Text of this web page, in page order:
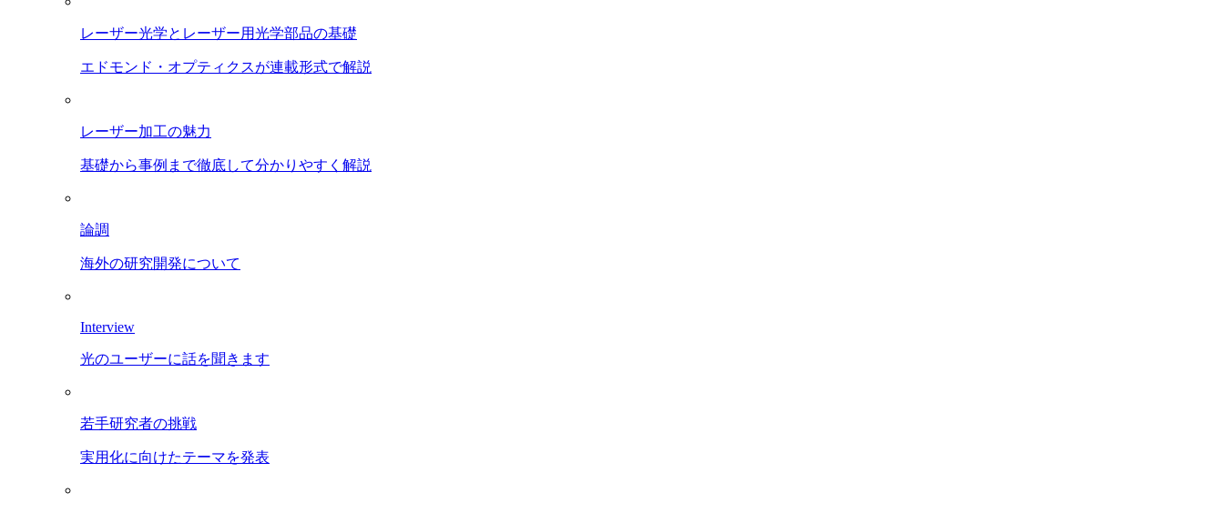
レーザー光学とレーザー用光学部品の基礎
エドモンド・オプティクスが連載形式で解説
レーザー加工の魅力
基礎から事例まで徹底して分かりやすく解説
論調
海外の研究開発について
Interview
光のユーザーに話を聞きます
若手研究者の挑戦
実用化に向けたテーマを発表